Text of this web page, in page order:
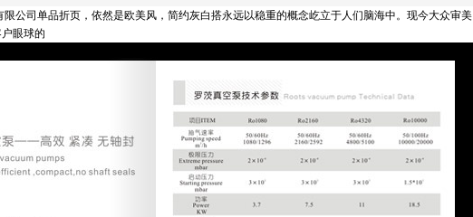
公司单品折页，依然是欧美风，简约灰白搭永远以稳重的概念屹立于人们脑海中。现今大众审美
眼球的